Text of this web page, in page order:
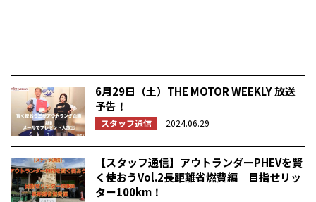
6月29日（土）THE MOTOR WEEKLY 放送
予告！
スタッフ通信 2024.06.29
【スタッフ通信】アウトランダーPHEVを賢
く使おうVol.2長距離省燃費編 目指せリッ
ター100km！